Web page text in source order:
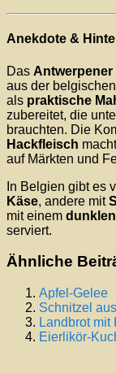
Anekdote &
Das
aus der
als praktische
zubereitet, die
brauchten. Die
Hackfleisch
auf Märkten und
In Belgien gibt es
Käse, andere mit
mit einem
serviert.
Ähnliche
Apfel-Gelee
Schnitzel
Landbrot mit
Eierlikör-